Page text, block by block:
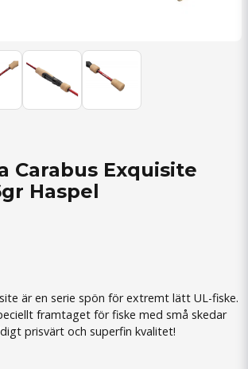
Carabus Exquisite
Haspel
är en serie spön för extremt lätt UL-fiske.
framtaget för fiske med små skedar
prisvärt och superfin kvalitet!